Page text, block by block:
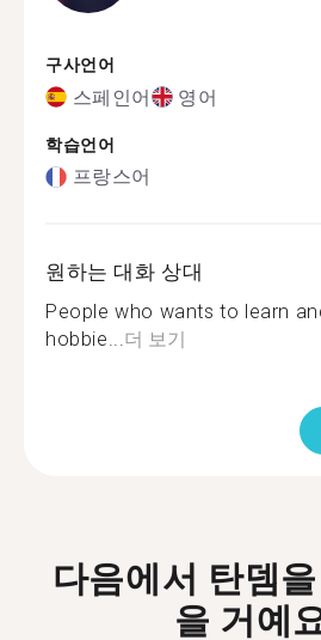
구사언어
스페인어 영어
학습언어
프랑스어
원하는 대화 상대
People who wants to learn
hobbie...더 보기
다음에서 탄뎀
을 거예